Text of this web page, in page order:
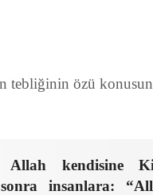
tebliğinin özü
Allah kendisine
insanlara: